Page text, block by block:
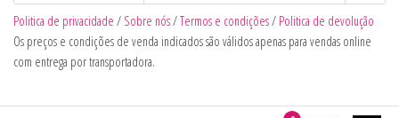
Politica de privacidade / Sobre nós/Termos e condições/ Politica de devolução
Os preços e condições de venda indicados são válidos apenas para vendas online
com entrega por transportadora.